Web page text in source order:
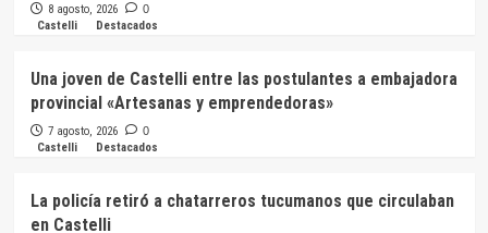
8 agosto, 2026 0
Castelli Destacados
Una joven de Castelli entre las postulantes a embajadora
provincial «Artesanas y emprendedoras»
7 agosto, 2026 0
Castelli Destacados
La policía retiró a chatarreros tucumanos que circulaban
en Castelli